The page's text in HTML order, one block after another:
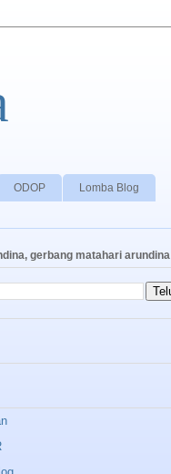
ODOP Lomba Blog
gerbang matahari arundina